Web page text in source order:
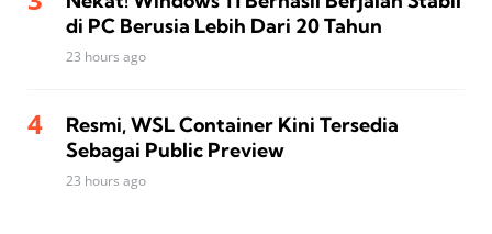
di PC Berusia Lebih Dari 20 Tahun
23 hours ago
Resmi, WSL Container Kini Tersedia
Sebagai Public Preview
23 hours ago